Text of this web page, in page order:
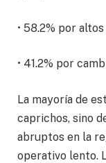
• 58.2% por
• 41.2% por
La mayoría de
caprichos, sino
abruptos en la
operativo lento.